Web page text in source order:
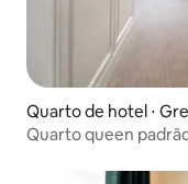
Quarto de hotel ⋅
Quarto queen